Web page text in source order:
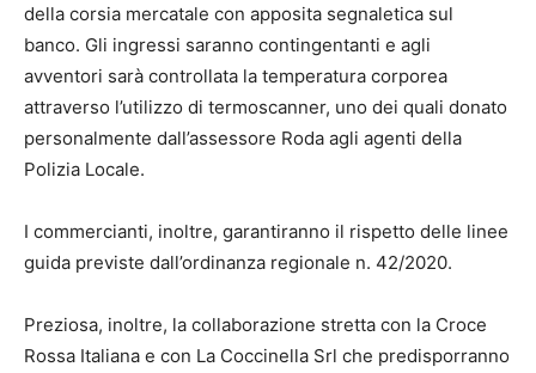
della corsia mercatale con apposita segnaletica sul
banco. Gli ingressi saranno contingentanti e agli
avventori sarà controllata la temperatura corporea
attraverso l’utilizzo di termoscanner, uno dei quali donato
personalmente dall’assessore Roda agli agenti della
Polizia Locale.
I commercianti, inoltre, garantiranno il rispetto delle linee
guida previste dall’ordinanza regionale n. 42/2020.
Preziosa, inoltre, la collaborazione stretta con la Croce
Rossa Italiana e con La Coccinella Srl che predisporranno